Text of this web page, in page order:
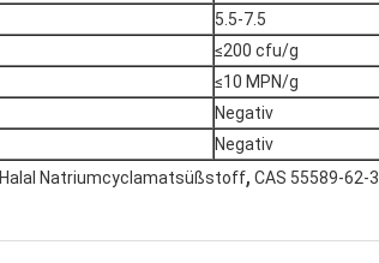
5.5-7.5
≤200 cfu/g
≤10 MPN/g
Negativ
Negativ
Halal Natriumcyclamatsüßstoff, CAS 55589-62-3